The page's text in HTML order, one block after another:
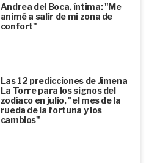
Andrea del Boca, íntima: "Me
animé a salir de mi zona de
confort"
Las 12 predicciones de Jimena
La Torre para los signos del
zodíaco en julio, "el mes de la
rueda de la fortuna y los
cambios"